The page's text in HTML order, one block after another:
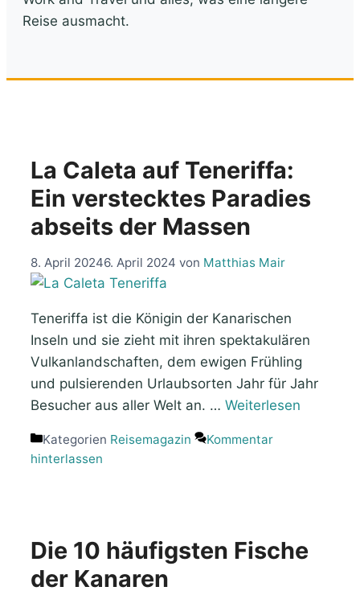
Reise ausmacht.
La Caleta auf Teneriffa:
Ein verstecktes Paradies
abseits der Massen
8. April 20246. April 2024 von Matthias Mair
Teneriffa ist die Königin der Kanarischen
Inseln und sie zieht mit ihren spektakulären
Vulkanlandschaften, dem ewigen Frühling
und pulsierenden Urlaubsorten Jahr für Jahr
Besucher aus aller Welt an. … Weiterlesen
Kategorien Reisemagazin
Kommentar
hinterlassen
Die 10 häufigsten Fische
der Kanaren